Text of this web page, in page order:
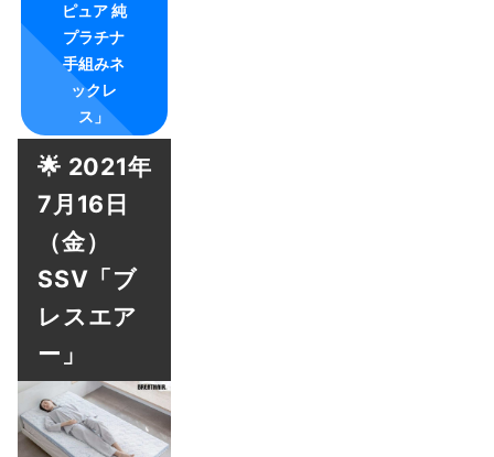
ピュア 純
プラチナ
手組みネ
ックレ
ス」
🌟 2021年
7月16日
（金）
SSV「ブ
レスエア
ー」